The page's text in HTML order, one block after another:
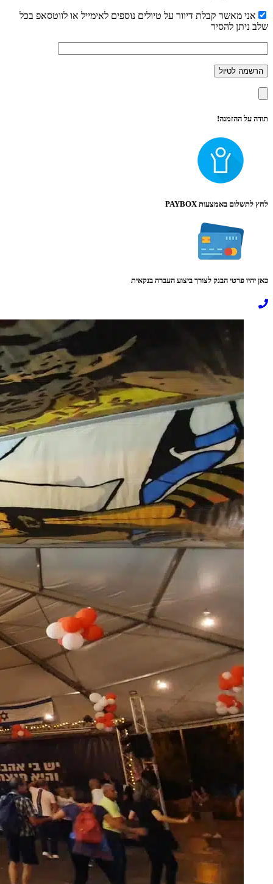
אני מאשר קבלת דיוור על טיולים נוספים לאימייל או לווטסאפ בכל
שלב ניתן להסיר
תודה על ההזמנה!
לחץ לתשלום באמצעות PAYBOX
כאן יהיו פרטי הבנק לצורך ביצוע העברה בנקאית